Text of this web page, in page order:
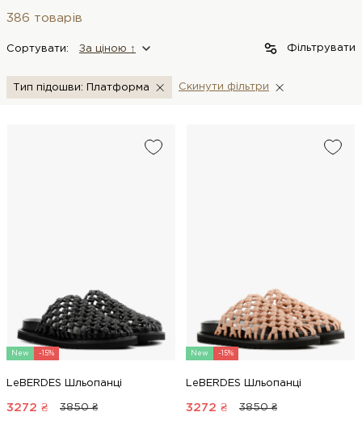
386 товарів
Сортувати: За цiною ↑ Фільтрувати
Тип підошви: Платформа Скинути фiльтри
New -15%
LeBERDES Шльопанці
3272 ₴ 3850 ₴
New -15%
LeBERDES Шльопанці
3272 ₴ 3850 ₴